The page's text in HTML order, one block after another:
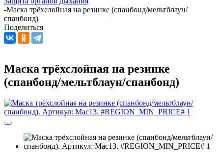
-Маска трёхслойная на резинке (спанбонд/мельтблаун/
спанбонд)
Поделиться
Маска трёхслойная на резинке
(спанбонд/мельтблаун/спанбонд)